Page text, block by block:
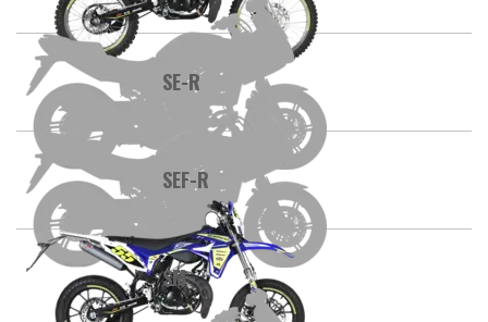
SE-R
SEF-R
SM